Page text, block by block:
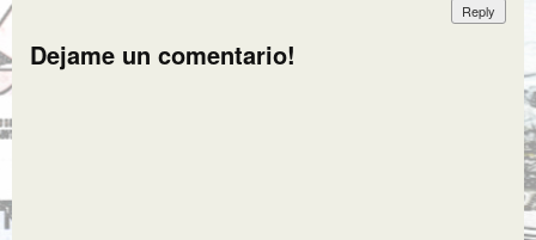
Reply
Dejame un comentario!